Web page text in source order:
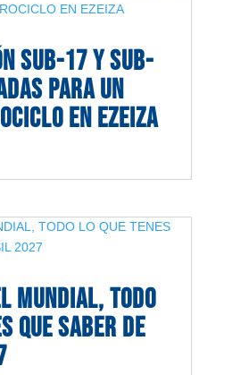
SUB-17 Y SUB-
PARA UN
EN EZEIZA
MUNDIAL, TODO
QUE SABER DE